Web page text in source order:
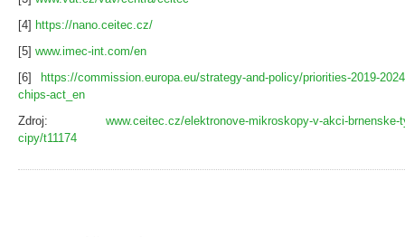
[4] https://nano.ceitec.cz/
[5] www.imec-int.com/en
[6]
https://commission.europa.eu/strategy-and-policy/priorities-2019-
chips-act_en
Zdroj: www.ceitec.cz/elektronove-mikroskopy-v-akci-
cipy/t11174